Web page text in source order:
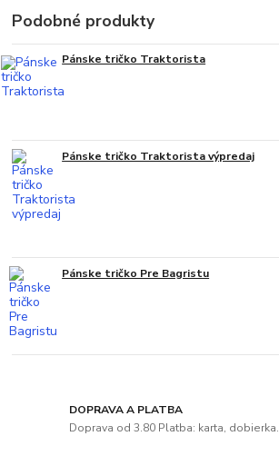
Podobné produkty
Pánske tričko Traktorista
Pánske tričko Traktorista výpredaj
Pánske tričko Pre Bagristu
DOPRAVA A PLATBA
Doprava od 3.80 Platba: karta, dobierka.